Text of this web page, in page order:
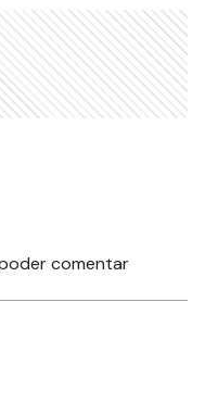
comentar